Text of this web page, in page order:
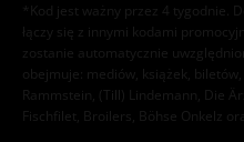
*Kod jest ważny przez 4 tygodnie.
łączy się z innymi kodami
zostanie automatycznie
obejmuje: mediów, książek,
Rammstein, (Till) Lindemann, Die
Fischfilet, Broilers, Böhse Onkelz